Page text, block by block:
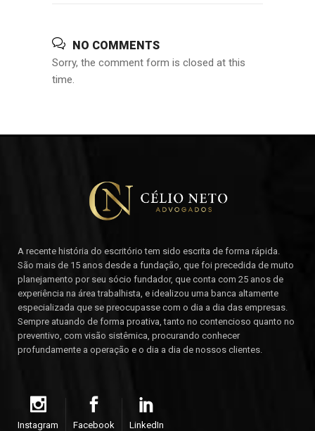
NO COMMENTS
Sorry, the comment form is closed at this
time.
A recente história do escritório tem sido escrita de forma rápida.
São mais de 15 anos desde a fundação, que foi precedida de muito
planejamento por seu sócio fundador, que conta com 25 anos de
experiência na área trabalhista, e idealizou uma banca altamente
especializada que se preocupasse com o dia a dia das empresas.
Sempre atuando de forma proativa, tanto no contencioso quanto no
preventivo, com visão sistêmica, procurando conhecer
profundamente a operação e o dia a dia de nossos clientes.
Instagram Facebook LinkedIn